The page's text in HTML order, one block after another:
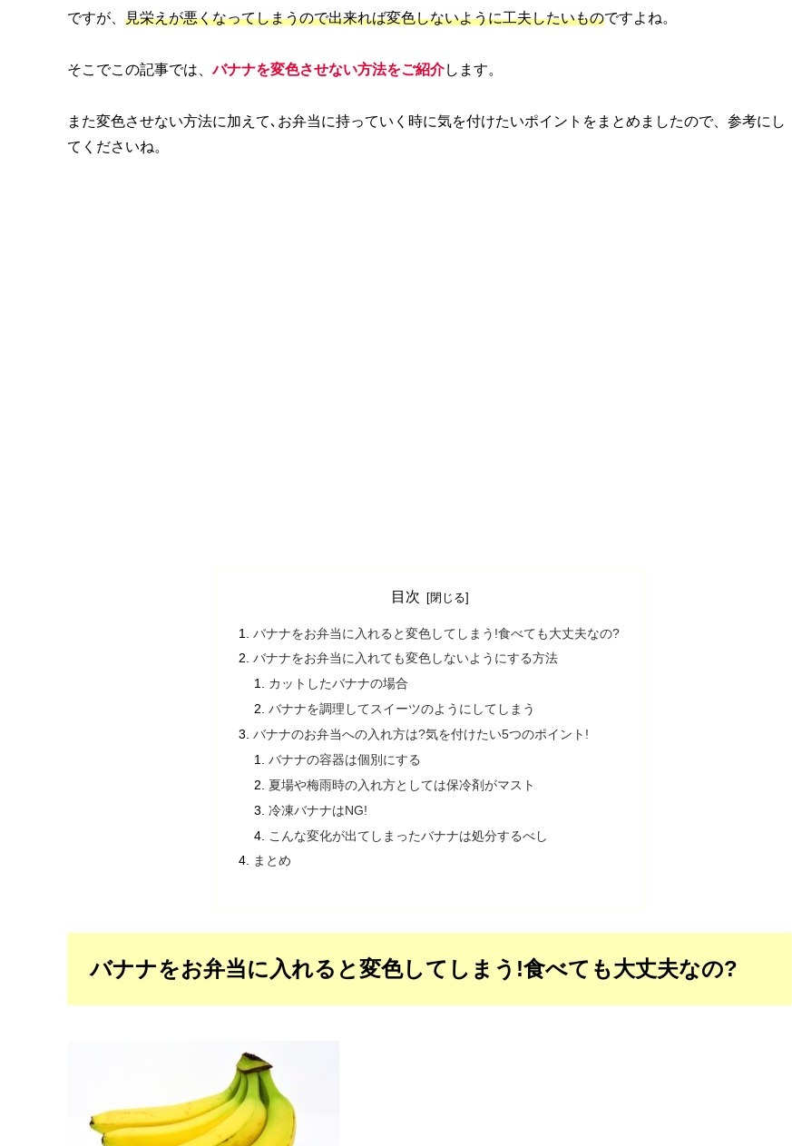
ですが、 見栄えが悪くなってしまうので出来れば変色しないように工夫したいものですよね。
そこでこの記事では、バナナを変色させない方法をご紹介します。
また変色させない方法に加えて､お弁当に持っていく時に気を付けたいポイントをまとめましたので、参考にし
てくださいね。
目次
バナナをお弁当に入れると変色してしまう!食べても大丈夫なの?
バナナをお弁当に入れても変色しないようにする方法
カットしたバナナの場合
バナナを調理してスイーツのようにしてしまう
バナナのお弁当への入れ方は?気を付けたい5つのポイント!
バナナの容器は個別にする
夏場や梅雨時の入れ方としては保冷剤がマスト
冷凍バナナはNG!
こんな変化が出てしまったバナナは処分するべし
まとめ
バナナをお弁当に入れると変色してしまう!食べても大丈夫なの?